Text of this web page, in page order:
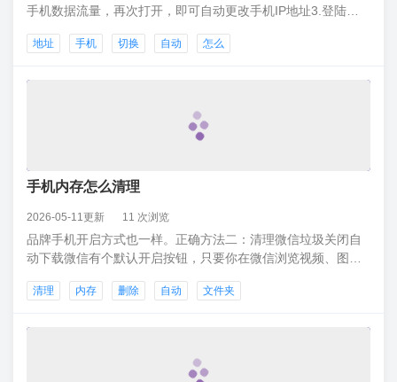
手机数据流量，再次打开，即可自动更改手机IP地址3.登陆路
重启路由器当然，最简单的方式就是重启路由器，重启之后手
地址 手机 切换 自动 怎么
手机内存怎么清理
2026-05-11更新 11 次浏览
品牌手机开启方式也一样。正确方法二：清理微信垃圾关闭自
动下载微信有个默认开启按钮，只要你在微信浏览视频、图片
所以我们要将其关掉。操作方法：微信→设置→通用→照片、
所以我们要经常清理一下。
清理 内存 删除 自动 文件夹